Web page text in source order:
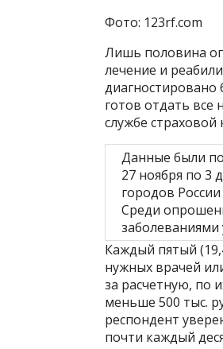
Фото: 123rf.com
Лишь половина
лечение и
диагностировано
готов отдать все
службе страховой
Данные были
27 ноября по 3
городов
Среди
заболеваниями
Каждый пятый
нужных врачей
за расчетную, по
меньше 500 тыс.
респондент
почти каждый